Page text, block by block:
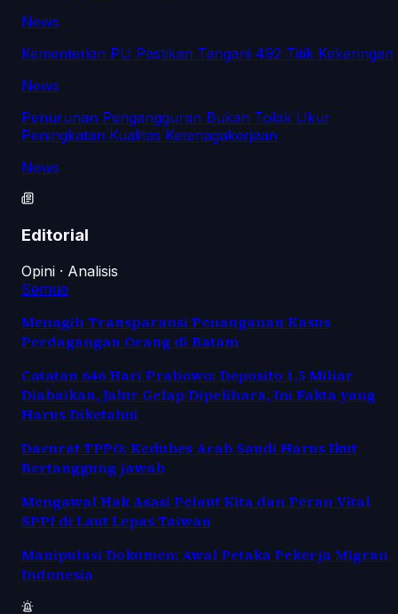
News
Kementerian PU Pastikan Tangani 492 Titik Kekeringan
News
Penurunan Pengangguran Bukan Tolak Ukur
Peningkatan Kualitas Ketenagakerjaan
News
Editorial
Opini · Analisis
Semua
Menagih Transparansi Penanganan Kasus
Perdagangan Orang di Batam
Catatan 646 Hari Prabowo: Deposito 1,5 Miliar
Diabaikan, Jalur Gelap Dipelihara, Ini Fakta yang
Harus Diketahui
Darurat TPPO: Kedubes Arab Saudi Harus Ikut
Bertanggung jawab
Mengawal Hak Asasi Pelaut Kita dan Peran Vital
SPPI di Laut Lepas Taiwan
Manipulasi Dokumen: Awal Petaka Pekerja Migran
Indonesia